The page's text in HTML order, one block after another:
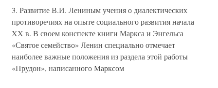
3. Развитие В.И. Лениным учения о диалектических
противоречиях на опыте социального развития начала
XX в. В своем конспекте книги Маркса и Энгельса
«Святое семейство» Ленин специально отмечает
наиболее важные положения из раздела этой работы
«Прудон», написанного Марксом